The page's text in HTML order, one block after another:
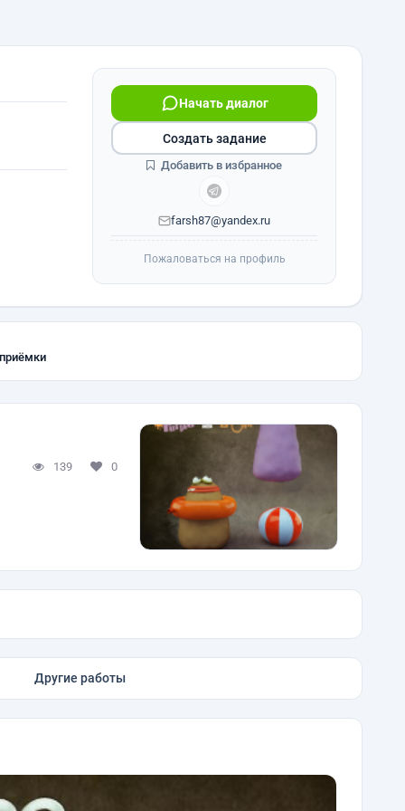
Начать диалог
farsh87@yandex.ru
Создать задание
Добавить в избранное
Пожаловаться на профиль
139 0
Другие работы